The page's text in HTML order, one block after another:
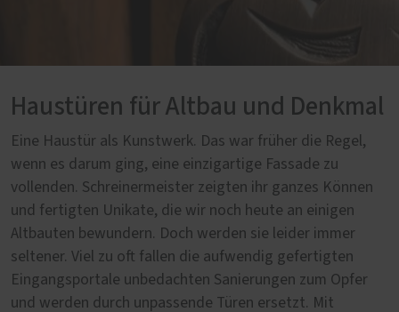
Haustüren für Altbau und Denkmal
Eine Haustür als Kunstwerk. Das war früher die Regel,
wenn es darum ging, eine einzigartige Fassade zu
vollenden. Schreinermeister zeigten ihr ganzes Können
und fertigten Unikate, die wir noch heute an einigen
Altbauten bewundern. Doch werden sie leider immer
seltener. Viel zu oft fallen die aufwendig gefertigten
Eingangsportale unbedachten Sanierungen zum Opfer
und werden durch unpassende Türen ersetzt. Mit